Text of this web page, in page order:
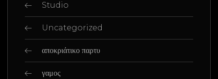
Studio
Uncategorized
αποκριάτικο παρτυ
γαμος